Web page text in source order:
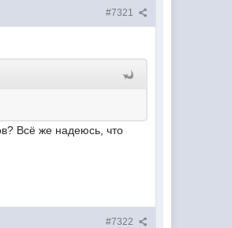
#7321
Всё же надеюсь, что
#7322